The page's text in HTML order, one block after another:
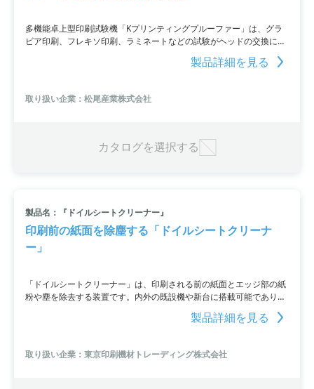
多機能卓上型印刷試験機「Kプリンティングプルーファー」は、グラ
ビア印刷、フレキソ印刷、ラミネートなどの試験がヘッドの交換によ
り可能です。小型・軽量で設置場所を選ばず、実機のインキが使用で
きるため、様々な材質に印刷ができます。2種類以上のインキを同時
材料の無駄使いを減らせます。製品開発や研究開発に最適であり、プ
リンテッドエレクトロニクス研究開発にも適しています。
製品詳細を見る
取り扱い企業：松尾産業株式会社
カタログを選択する
製品名：『ドイルシートクリーナー』
印刷前の紙面を除塵する「ドイルシートクリーナ
ー」
「ドイルシートクリーナー」は、印刷される前の紙面とエッジ部の紙
粉や塵を除去する装置です。内外の既設機や新台に搭載可能であり、
除塵対象の紙厚に制約はありません。独自のヘッド機構を持つブラシ
が紙面に適正に接触し、柔軟な設計思想により枚葉オフセット機にも
製品詳細を見る
取り扱い企業：東京印刷機材トレーディング株式会社